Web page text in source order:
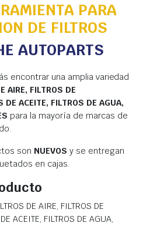
PARA
DE FILTROS
AUTOPARTS
encontrar una amplia variedad
AIRE, FILTROS DE
DE ACEITE, FILTROS DE AGUA,
para la mayoría de marcas de
son NUEVOS y se entregan
en cajas.
DE AIRE, FILTROS DE
ACEITE, FILTROS DE AGUA,